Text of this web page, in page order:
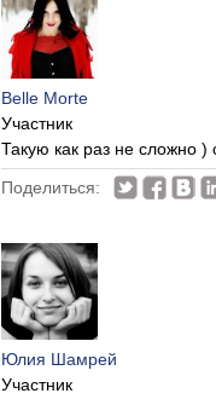
Belle Morte
Участник
Такую как раз не сложно
Поделиться:
Юлия Шамрей
Участник